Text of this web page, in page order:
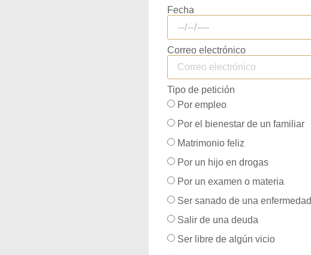
Fecha
Correo electrónico
Tipo de petición
Por empleo
Por el bienestar de un familiar
Matrimonio feliz
Por un hijo en drogas
Por un examen o materia
Ser sanado de una enfermedad
Salir de una deuda
Ser libre de algún vicio